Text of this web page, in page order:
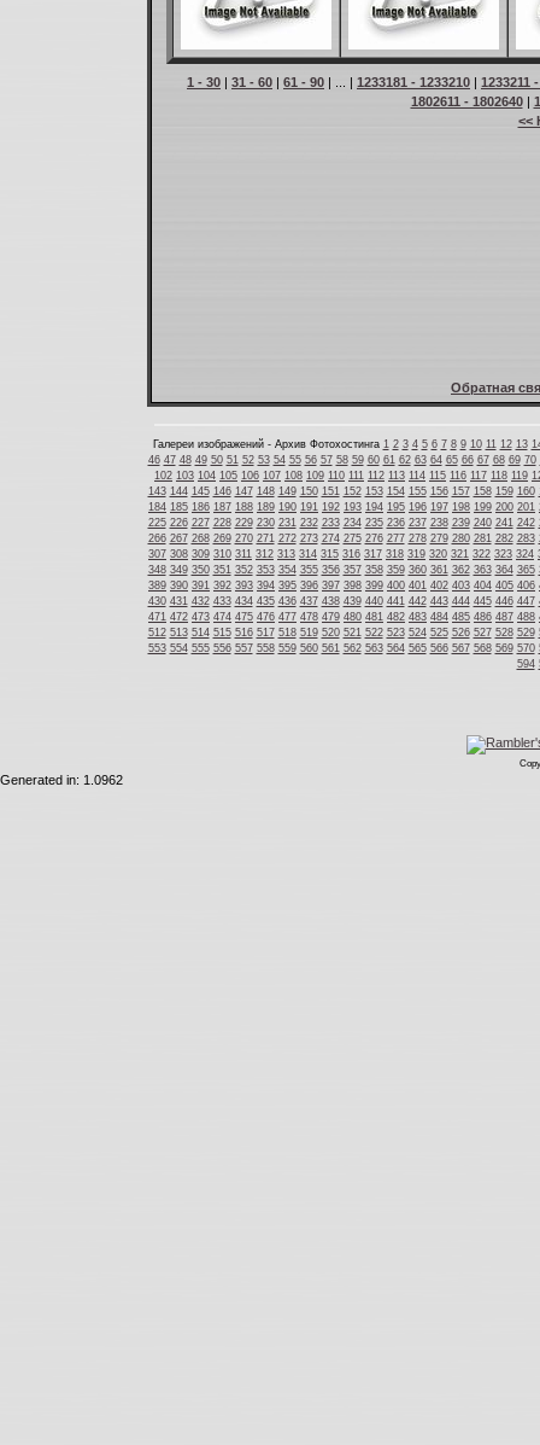
1 - 30 | 31 - 60 | 61 - 90 | ... | 1233181 - 1233210 | 1233211
1802611 - 1802640|
<<
Обратная
Галереи изображений - Архив Фотохостинга 1 2 3 4 5 6 7 8 9 10 11 12 13
46 47 48 49 50 51 52 53 54 55 56 57 58 59 60 61 62 63 64 65 66 67 68 69 70
102 103 104 105 106 107 108 109 110 111 112 113 114 115 116 117 118 119
143 144 145 146 147 148 149 150 151 152 153 154 155 156 157 158 159 160
184 185 186 187 188 189 190 191 192 193 194 195 196 197 198 199 200 201
225 226 227 228 229 230 231 232 233 234 235 236 237 238 239 240 241 242
266 267 268 269 270 271 272 273 274 275 276 277 278 279 280 281 282 283
307 308 309 310 311 312 313 314 315 316 317 318 319 320 321 322 323 324
348 349 350 351 352 353 354 355 356 357 358 359 360 361 362 363 364 365
389 390 391 392 393 394 395 396 397 398 399 400 401 402 403 404 405 406
430 431 432 433 434 435 436 437 438 439 440 441 442 443 444 445 446 447
471 472 473 474 475 476 477 478 479 480 481 482 483 484 485 486 487 488
512 513 514 515 516 517 518 519 520 521 522 523 524 525 526 527 528 529
553 554 555 556 557 558 559 560 561 562 563 564 565 566 567 568 569 570
594
Generated in: 1.0962